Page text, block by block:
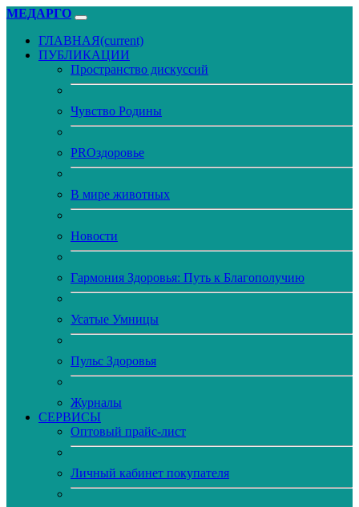
МЕДАРГО
ГЛАВНАЯ(current)
ПУБЛИКАЦИИ
Пространство дискуссий
Чувство Родины
PROздоровье
В мире животных
Новости
Гармония Здоровья: Путь к Благополучию
Усатые Умницы
Пульс Здоровья
Журналы
CЕРВИСЫ
Оптовый прайс-лист
Личный кабинет покупателя